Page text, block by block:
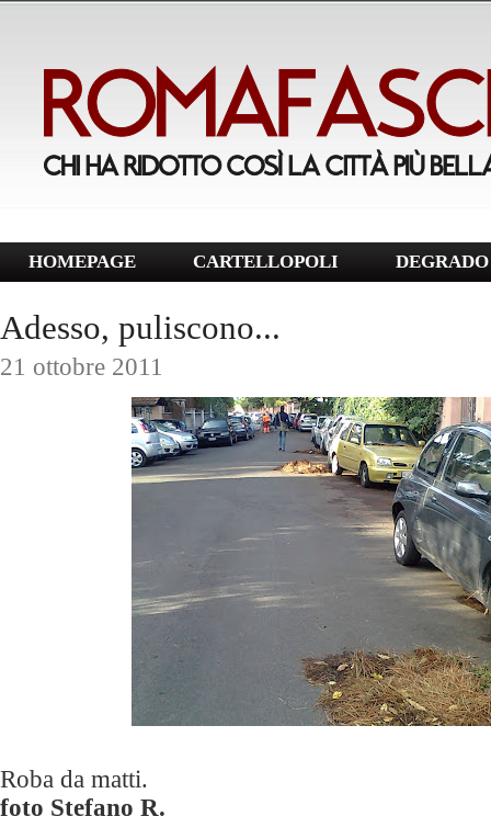
HOMEPAGE CARTELLOPOLI
Adesso, puliscono...
21 ottobre 2011
Roba da matti.
foto Stefano R.